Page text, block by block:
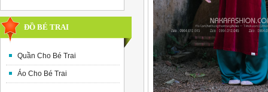
ĐỒ BÉ TRAI
Quần Cho Bé Trai
Áo Cho Bé Trai